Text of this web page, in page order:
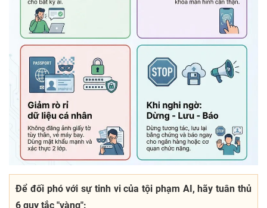
Để đối phó với sự tinh vi của tội phạm AI, hãy tuân thủ
6 quy tắc "vàng":